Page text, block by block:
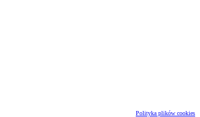
Polityka plików cookies